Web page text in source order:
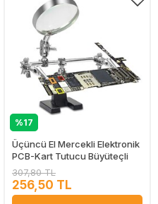
%17
Üçüncü El Mercekli Elektronik
PCB-Kart Tutucu Büyüteçli
307,80 TL
256,50 TL